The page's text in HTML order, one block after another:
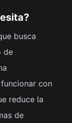
busca
de
con
reduce la
de